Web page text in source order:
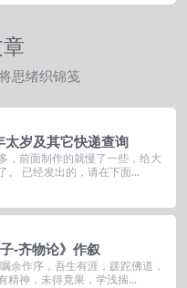
思绪织锦笺
岁及其它快递查询
，前面制作的就慢了一些，给大
。 已经发出的，请在下面...
-齐物论》作叙
余作序，吾生有涯，蹉跎佛道，
精神，未得竟果，学浅揣...